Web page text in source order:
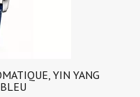
YIN YANG